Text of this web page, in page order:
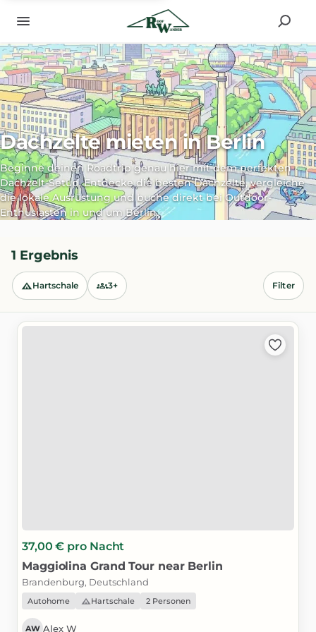
Dachzelte mieten in Berlin
Beginne deinen Roadtrip genau hier mit dem perfekten
Dachzelt-Setup. Entdecke die besten Dachzelte, vergleiche
die lokale Ausrüstung und buche direkt bei Outdoor-
Enthusiasten in und um Berlin.
1 Ergebnis
Hartschale 3+ Filter
37,00 € pro Nacht
Maggiolina Grand Tour near Berlin
Brandenburg, Deutschland
Autohome Hartschale 2 Personen
AW Alex W